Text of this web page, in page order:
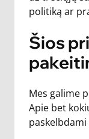
politiką ar
Šios
Mes galime
Apie bet